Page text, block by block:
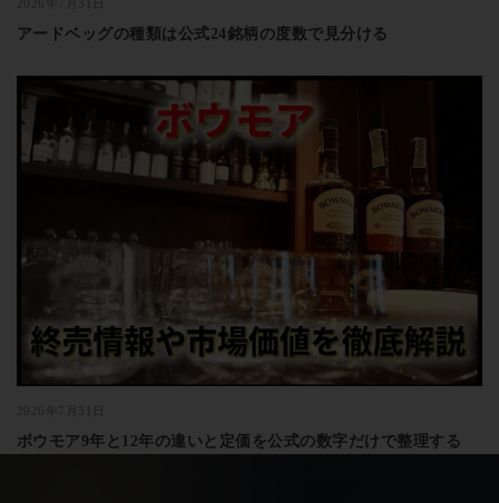
アードベッグの種類は公式24銘柄の度数で見分ける
ボウモア9年と12年の違いと定価を公式の数字だけで整理する